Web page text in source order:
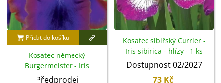
Přidat do košíku
Kosatec německý
Burgermeister - Iris
germanica - hlízy - 1 ks
Předprodej
Kosatec sibiřský Currier -
Iris sibirica - hlízy - 1 ks
Dostupnost 02/2027
73 Kč